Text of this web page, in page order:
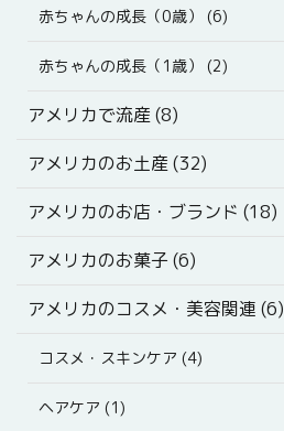
赤ちゃんの成長（0歳） (6)
赤ちゃんの成長（1歳） (2)
アメリカで流産 (8)
アメリカのお土産 (32)
アメリカのお店・ブランド (18)
アメリカのお菓子 (6)
アメリカのコスメ・美容関連 (6)
コスメ・スキンケア (4)
ヘアケア (1)